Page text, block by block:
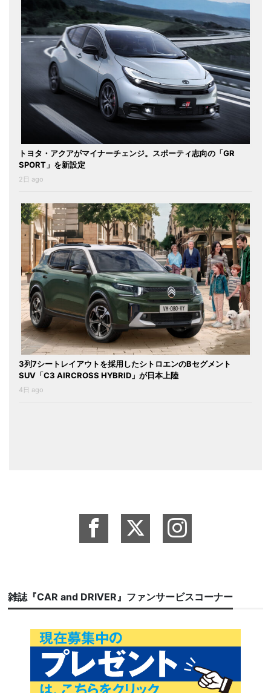
トヨタ・アクアがマイナーチェンジ。スポーティ志向の「GR
SPORT」を新設定
2日 ago
3列7シートレイアウトを採用したシトロエンのBセグメント
SUV「C3 AIRCROSS HYBRID」が日本上陸
4日 ago
雑誌『CAR and DRIVER』ファンサービスコーナー